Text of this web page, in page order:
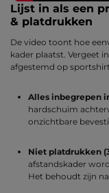
Lijst in als een
& platdrukken
De video toont hoe
kader plaatst. Vergeet
afgestemd op
Alles inbegrepen
hardschuim
onzichtbare
Niet platdrukken
afstandskader
Het behoudt zijn